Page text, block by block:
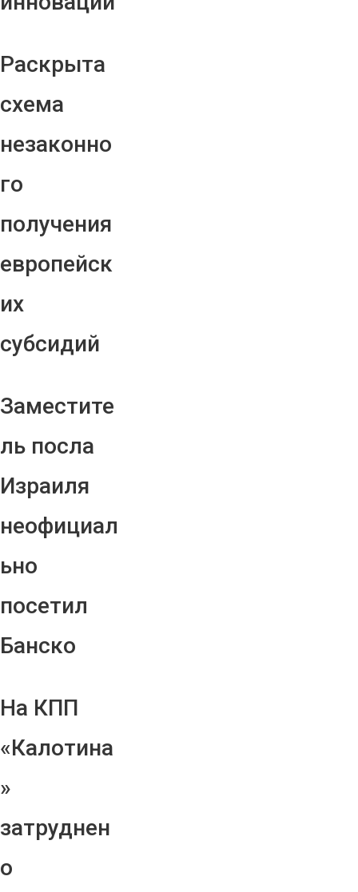
Раскрыта
схема
незаконно
го
получения
европейск
их
субсидий
Заместите
ль посла
Израиля
неофициал
ьно
посетил
Банско
На КПП
«Калотина
»
затруднен
о